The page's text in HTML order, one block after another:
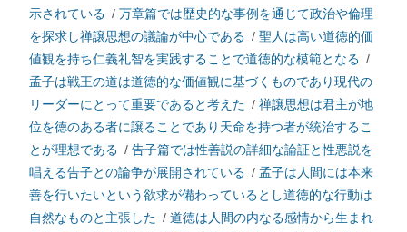
示されている / 万章篇では歴史的な事例を通じて政治や倫理
を探求し禅譲思想の議論が中心である / 聖人は高い道徳的価
値観を持ち仁義礼智を実践することで道徳的な模範となる /
孟子は戦王の道は道徳的な価値観に基づくものであり現代の
リーダーにとって重要であると考えた / 禅譲思想は君主が地
位を徳のある者に譲ることであり天命を持つ者が統治するこ
とが理想である / 告子篇では性善説の詳細な論証と性悪説を
唱える告子との論争が展開されている / 孟子は人間には本来
善を行いたいという欲求が備わっているとし道徳的な行動は
自然なものと主張した / 道徳は人間の内なる感情から生まれ